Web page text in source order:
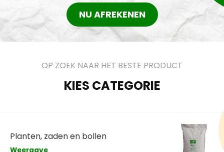
NU AFREKENEN
OP ZOEK NAAR HET BESTE PRODUCT
KIES CATEGORIE
Planten, zaden en bollen
Weergave